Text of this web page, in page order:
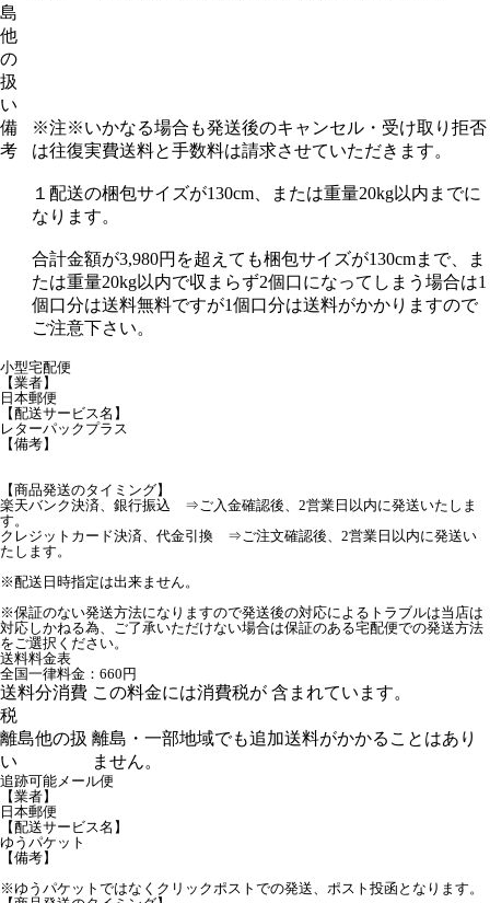
島
他
の
扱
い
備
考
※注※いかなる場合も発送後のキャンセル・受け取り拒否
は往復実費送料と手数料は請求させていただきます。
１配送の梱包サイズが130cm、または重量20kg以内までに
なります。
合計金額が3,980円を超えても梱包サイズが130cmまで、ま
たは重量20kg以内で収まらず2個口になってしまう場合は1
個口分は送料無料ですが1個口分は送料がかかりますので
ご注意下さい。
小型宅配便
【業者】
日本郵便
【配送サービス名】
レターパックプラス
【備考】
【商品発送のタイミング】
楽天バンク決済、銀行振込 ⇒ご入金確認後、2営業日以内に発送いたしま
す。
クレジットカード決済、代金引換 ⇒ご注文確認後、2営業日以内に発送い
たします。
※配送日時指定は出来ません。
※保証のない発送方法になりますので発送後の対応によるトラブルは当店は
対応しかねる為、ご了承いただけない場合は保証のある宅配便での発送方法
をご選択ください。
送料料金表
全国一律料金：660円
送料分消費
税
この料金には消費税が 含まれています。
離島他の扱
い
離島・一部地域でも追加送料がかかることはあり
ません。
追跡可能メール便
【業者】
日本郵便
【配送サービス名】
ゆうパケット
【備考】
※ゆうパケットではなくクリックポストでの発送、ポスト投函となります。